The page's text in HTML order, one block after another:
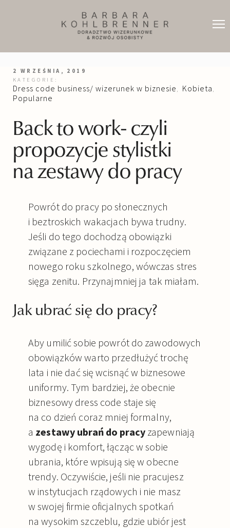
2 WRZEŚNIA, 2019
KATEGORIE:
Dress code business/ wizerunek w biznesie , Kobieta ,
Popularne
Back to work- czyli
propozycje stylistki
na zestawy do pracy
Powrót do pracy po słonecznych
i beztroskich wakacjach bywa trudny.
Jeśli do tego dochodzą obowiązki
związane z pociechami i rozpoczęciem
nowego roku szkolnego, wówczas stres
sięga zenitu. Przynajmniej ja tak miałam.
Jak ubrać się do pracy?
Aby umilić sobie powrót do zawodowych
obowiązków warto przedłużyć trochę
lata i nie dać się wcisnąć w biznesowe
uniformy. Tym bardziej, że obecnie
biznesowy dress code staje się
na co dzień coraz mniej formalny,
a zestawy ubrań do pracyzapewniają
wygodę i komfort, łącząc w sobie
ubrania, które wpisują się w obecne
trendy. Oczywiście, jeśli nie pracujesz
w instytucjach rządowych i nie masz
w swojej firmie oficjalnych spotkań
na wysokim szczeblu, gdzie ubiór jest